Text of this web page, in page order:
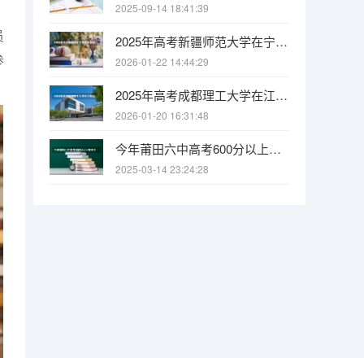
2025-09-14 18:41:39
2025年高考新疆师范大学在宁夏投档分数线
2026-01-22 14:44:29
2025年高考成都理工大学在江苏投档分数线
2026-01-20 16:31:48
今年莆田六中高考600分以上有多少人
2025-03-14 23:24:28